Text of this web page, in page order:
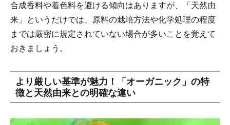
合成香料や着色料を避ける傾向はありますが、「天然由
来」というだけでは、原料の栽培方法や化学処理の程度
までは厳密に規定されていない場合が多いことを覚えて
おきましょう。
より厳しい基準が魅力！「オーガニック」の特
徴と天然由来との明確な違い